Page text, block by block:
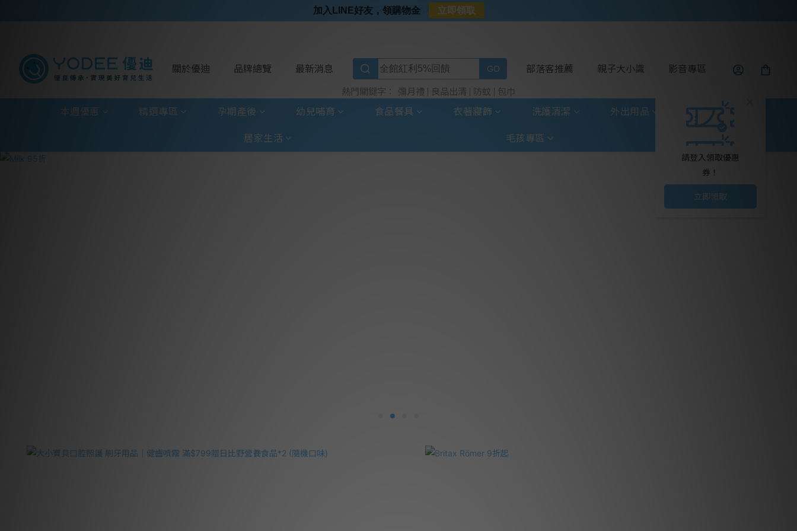
⭐好日照Vogito⭐殺菌好幫手
⭐新客首購限定⭐
關於優迪 品牌總覽 最新消息
熱門關鍵字： 彌月禮 良品出清 防蚊 包巾
部落客推薦 親子大小識 影音專區
請登入領取優惠
券！
立即領取
本週優惠 精選專區 孕期產後 幼兒哺育 食品餐具 衣著寢飾 洗護清潔 外出用品 玩具童書
居家生活 毛孩專區
加入LINE好友，領購物金 立即領取